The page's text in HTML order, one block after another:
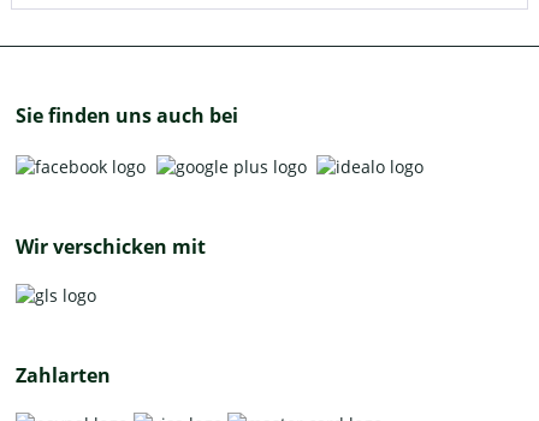
Sie finden uns auch bei
Wir verschicken mit
Zahlarten